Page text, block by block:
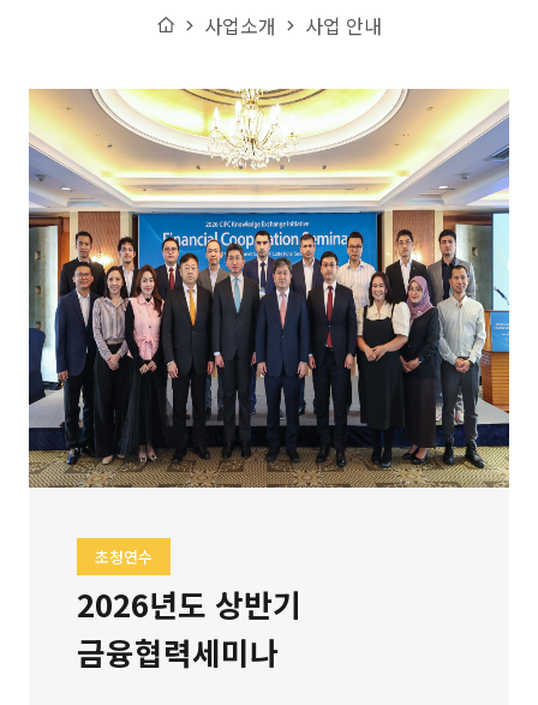
Home
사업소개 사업 안내
초청연수
2026년도 상반기
금융협력세미나